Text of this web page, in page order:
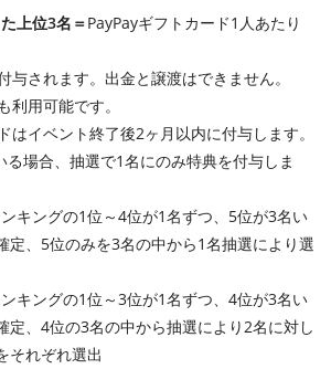
上位3名＝PayPayギフトカード1人あたり
与されます。出金と譲渡はできません。
利用可能です。
はイベント終了後2ヶ月以内に付与します。
場合、抽選で1名にのみ特典を付与しま
キングの1位～4位が1名ずつ、5位が3名い
定、5位のみを3名の中から1名抽選により選
キングの1位～3位が1名ずつ、4位が3名い
定、4位の3名の中から抽選により2名に対し
それぞれ選出